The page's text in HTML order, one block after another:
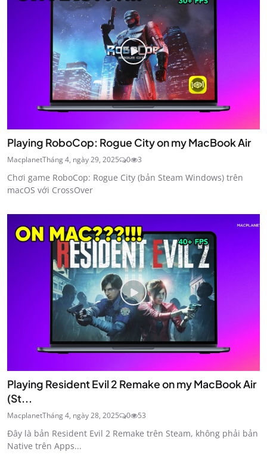
Playing RoboCop: Rogue City on my MacBook Air
MacplanetTháng 4, ngày 29, 2025 0 3
Chơi game RoboCop: Rogue City (bản Steam Windows) trên
macOS với CrossOver
Playing Resident Evil 2 Remake on my MacBook Air
(St...
MacplanetTháng 4, ngày 28, 2025 0 53
Đây là bản Resident Evil 2 Remake trên Steam, không phải bản
Native trên Apps...